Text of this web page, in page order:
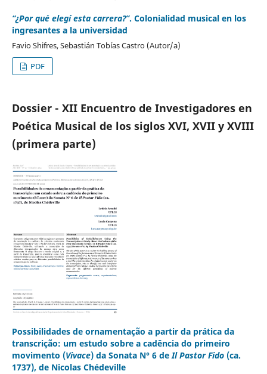
“¿Por qué elegí esta carrera?”. Colonialidad musical en los
ingresantes a la universidad
Favio Shifres, Sebastián Tobías Castro (Autor/a)
PDF
Dossier - XII Encuentro de Investigadores en
Poética Musical de los siglos XVI, XVII y XVIII
(primera parte)
Possibilidades de ornamentação a partir da prática da
transcrição: um estudo sobre a cadência do primeiro
movimento (Vivace) da Sonata N° 6 deIl Pastor Fido (ca.
1737), de Nicolas Chédeville